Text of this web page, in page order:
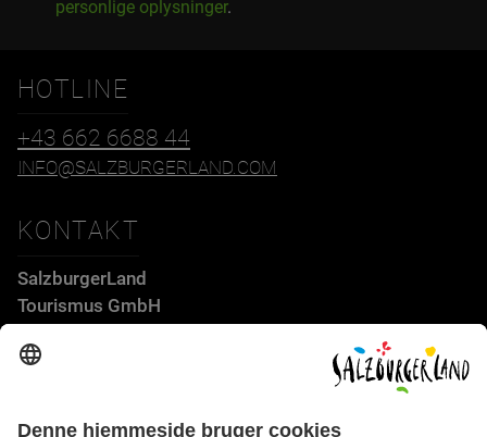
personlige oplysninger.
HOTLINE
+43 662 6688 44
INFO@SALZBURGERLAND.COM
KONTAKT
SalzburgerLand
Tourismus GmbH
Wiener Bundesstraße 23
info@salzburgerland.com